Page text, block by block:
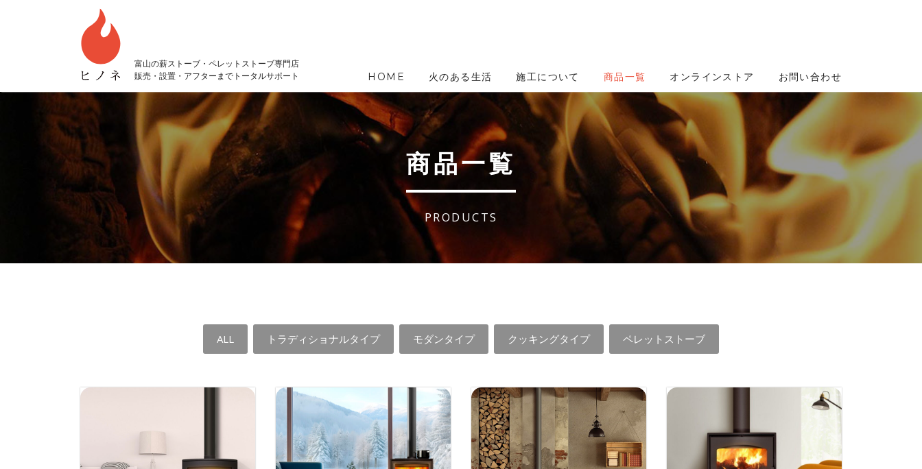
富山の薪ストーブ・ペレットストーブ専門店
販売・設置・アフターまでトータルサポート
HOME 火のある生活 施工について 商品一覧 オンラインストア お問い合わせ
商品一覧
PRODUCTS
ALL トラディショナルタイプ モダンタイプ クッキングタイプ ペレットストーブ